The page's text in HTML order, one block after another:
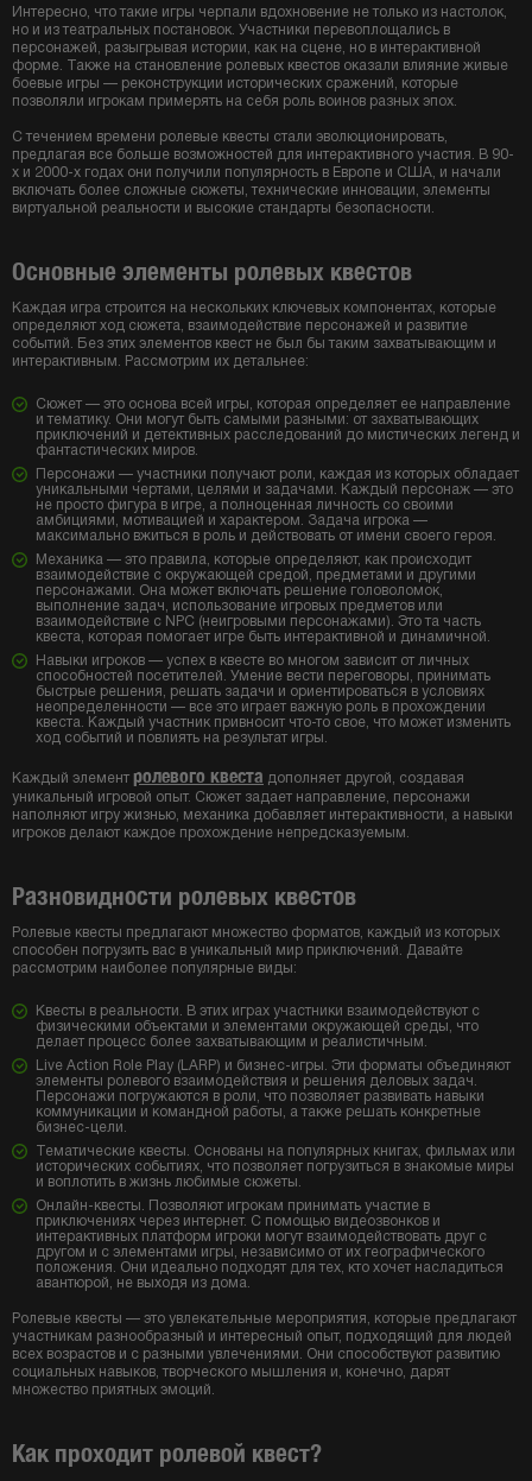
Интересно, что такие игры черпали вдохновение не только из настолок,
но и из театральных постановок. Участники перевоплощались в
персонажей, разыгрывая истории, как на сцене, но в интерактивной
форме. Также на становление ролевых квестов оказали влияние живые
боевые игры — реконструкции исторических сражений, которые
позволяли игрокам примерять на себя роль воинов разных эпох.
С течением времени ролевые квесты стали эволюционировать,
предлагая все больше возможностей для интерактивного участия. В 90-
х и 2000-х годах они получили популярность в Европе и США, и начали
включать более сложные сюжеты, технические инновации, элементы
виртуальной реальности и высокие стандарты безопасности.
Основные элементы ролевых квестов
Каждая игра строится на нескольких ключевых компонентах, которые
определяют ход сюжета, взаимодействие персонажей и развитие
событий. Без этих элементов квест не был бы таким захватывающим и
интерактивным. Рассмотрим их детальнее:
Сюжет — это основа всей игры, которая определяет ее направление
и тематику. Они могут быть самыми разными: от захватывающих
приключений и детективных расследований до мистических легенд и
фантастических миров.
Персонажи — участники получают роли, каждая из которых обладает
уникальными чертами, целями и задачами. Каждый персонаж — это
не просто фигура в игре, а полноценная личность со своими
амбициями, мотивацией и характером. Задача игрока —
максимально вжиться в роль и действовать от имени своего героя.
Механика — это правила, которые определяют, как происходит
взаимодействие с окружающей средой, предметами и другими
персонажами. Она может включать решение головоломок,
выполнение задач, использование игровых предметов или
взаимодействие с NPC (неигровыми персонажами). Это та часть
квеста, которая помогает игре быть интерактивной и динамичной.
Навыки игроков — успех в квесте во многом зависит от личных
способностей посетителей. Умение вести переговоры, принимать
быстрые решения, решать задачи и ориентироваться в условиях
неопределенности — все это играет важную роль в прохождении
квеста. Каждый участник привносит что-то свое, что может изменить
ход событий и повлиять на результат игры.
Каждый элемент ролевого квеста дополняет другой, создавая
уникальный игровой опыт. Сюжет задает направление, персонажи
наполняют игру жизнью, механика добавляет интерактивности, а навыки
игроков делают каждое прохождение непредсказуемым.
Разновидности ролевых квестов
Ролевые квесты предлагают множество форматов, каждый из которых
способен погрузить вас в уникальный мир приключений. Давайте
рассмотрим наиболее популярные виды:
Квесты в реальности. В этих играх участники взаимодействуют с
физическими объектами и элементами окружающей среды, что
делает процесс более захватывающим и реалистичным.
Live Action Role Play (LARP) и бизнес-игры. Эти форматы объединяют
элементы ролевого взаимодействия и решения деловых задач.
Персонажи погружаются в роли, что позволяет развивать навыки
коммуникации и командной работы, а также решать конкретные
бизнес-цели.
Тематические квесты. Основаны на популярных книгах, фильмах или
исторических событиях, что позволяет погрузиться в знакомые миры
и воплотить в жизнь любимые сюжеты.
Онлайн-квесты. Позволяют игрокам принимать участие в
приключениях через интернет. С помощью видеозвонков и
интерактивных платформ игроки могут взаимодействовать друг с
другом и с элементами игры, независимо от их географического
положения. Они идеально подходят для тех, кто хочет насладиться
авантюрой, не выходя из дома.
Ролевые квесты — это увлекательные мероприятия, которые предлагают
участникам разнообразный и интересный опыт, подходящий для людей
всех возрастов и с разными увлечениями. Они способствуют развитию
социальных навыков, творческого мышления и, конечно, дарят
множество приятных эмоций.
Как проходит ролевой квест?